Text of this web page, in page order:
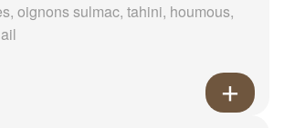
oignons sulmac, tahini, houmous,